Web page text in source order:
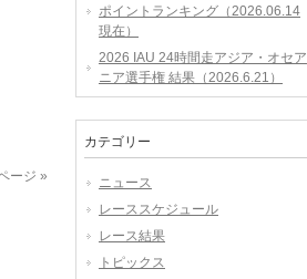
ージ »
ポイントランキング（2026.06.14
現在）
2026 IAU 24時間走アジア・オセア
ニア選手権 結果（2026.6.21）
カテゴリー
ニュース
レーススケジュール
レース結果
トピックス